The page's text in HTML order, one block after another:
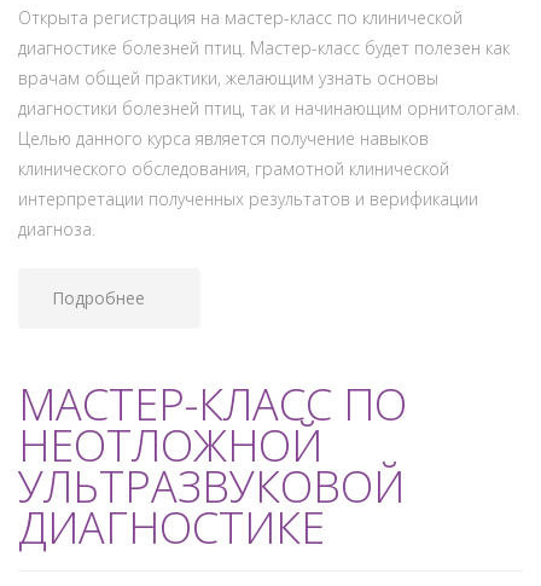
Открыта регистрация на мастер-класс по клинической
диагностике болезней птиц. Мастер-класс будет полезен как
врачам общей практики, желающим узнать основы
диагностики болезней птиц, так и начинающим орнитологам.
Целью данного курса является получение навыков
клинического обследования, грамотной клинической
интерпретации полученных результатов и верификации
диагноза.
Подробнее
МАСТЕР-КЛАСС ПО
НЕОТЛОЖНОЙ
УЛЬТРАЗВУКОВОЙ
ДИАГНОСТИКЕ